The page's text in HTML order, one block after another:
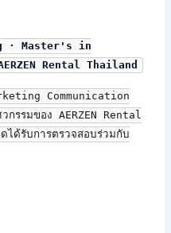
· Master's in
Rental Thailand
Communication
รรมของ AERZEN Rental
ด้รับการตรวจสอบร่วมกับ